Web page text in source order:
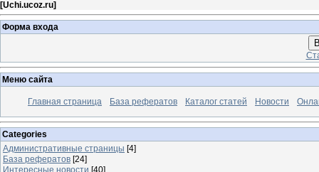
[Uchi.ucoz.ru]
Форма входа
Меню сайта
Главная страница База рефератов Каталог статей Новости
Categories
Административные страницы [4]
База рефератов [24]
Интересные новости [40]